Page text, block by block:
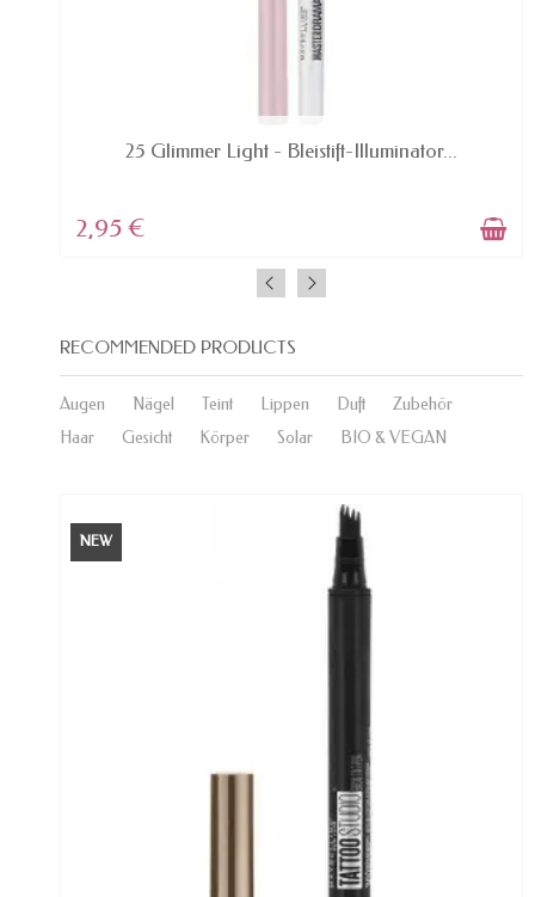
AVAILABLE
25 Glimmer Light - Bleistift-Illuminator...
2,95 €
RECOMMENDED PRODUCTS
Augen Nägel Teint Lippen Duft
Zubehör
Haar
Gesicht Körper Solar BIO & VEGAN
NEW